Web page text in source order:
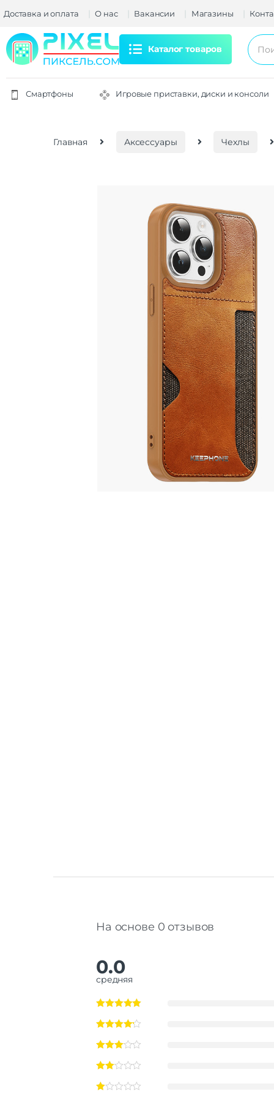
Доставка и оплата О нас Вакансии Магазины
Каталог товаров
Смартфоны Игровые приставки, диски и консоли
Главная Аксессуары Чехлы
На основе 0 отзывов
0.0
средняя